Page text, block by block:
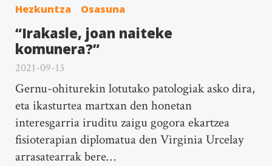
Hezkuntza Osasuna
“Irakasle, joan naiteke
komunera?”
2021-09-13
Gernu-ohiturekin lotutako patologiak asko dira,
eta ikasturtea martxan den honetan
interesgarria iruditu zaigu gogora ekartzea
fisioterapian diplomatua den Virginia Urcelay
arrasatearrak bere…